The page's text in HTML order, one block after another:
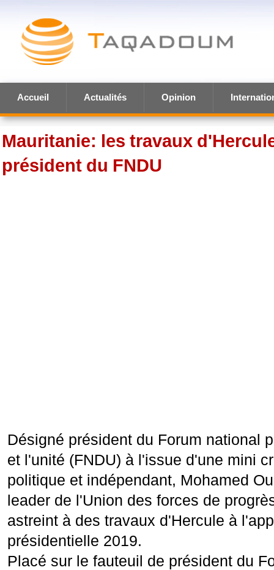
Accueil Actualités Opinion
Mauritanie: les travaux
président du FNDU
Désigné président du Forum national
et l'unité (FNDU) à l'issue d'une mini
politique et indépendant, Mohamed
leader de l'Union des forces de
astreint à des travaux d'Hercule à
présidentielle 2019.
Placé sur le fauteuil de président du